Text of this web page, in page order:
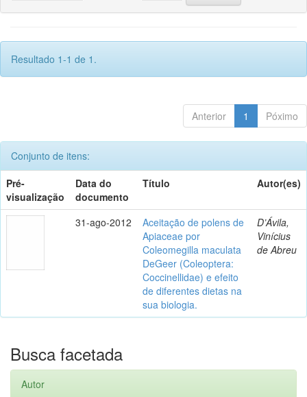
Resultado 1-1 de 1.
Anterior 1 Póximo
Conjunto de itens:
Pré-
visualização
Data do
documento
Título Autor(es)
31-ago-2012
Aceitação de polens de
Apiaceae por
Coleomegilla maculata
DeGeer (Coleoptera:
Coccinellidae) e efeito
de diferentes dietas na
sua biologia.
D’Ávila,
Vinícius
de Abreu
Busca facetada
Autor